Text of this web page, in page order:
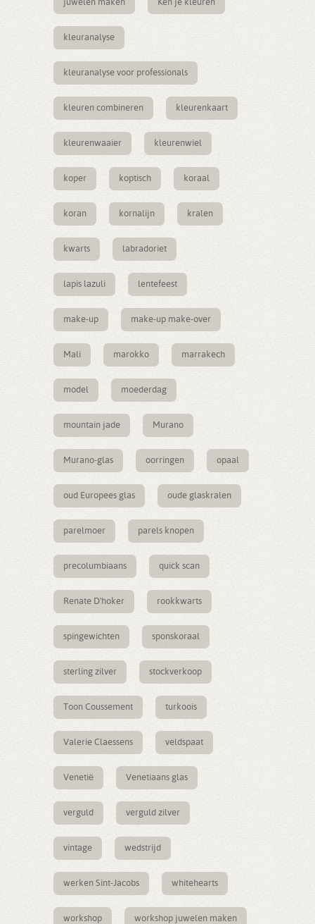
juwelen maken Ken je kleuren
kleuranalyse
kleuranalyse voor professionals
kleuren combineren kleurenkaart
kleurenwaaier kleurenwiel
koper koptisch koraal
koran kornalijn kralen
kwarts labradoriet
lapis lazuli lentefeest
make-up make-up make-over
Mali marokko marrakech
model moederdag
mountain jade Murano
Murano-glas oorringen opaal
oud Europees glas oude glaskralen
parelmoer parels knopen
precolumbiaans quick scan
Renate D'hoker rookkwarts
spingewichten sponskoraal
sterling zilver stockverkoop
Toon Coussement turkoois
Valerie Claessens veldspaat
Venetië Venetiaans glas
verguld verguld zilver
vintage wedstrijd
werken Sint-Jacobs whitehearts
workshop workshop juwelen maken